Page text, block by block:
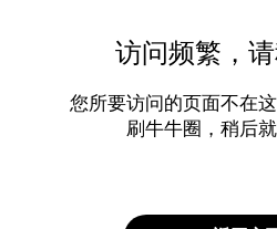
访问频繁，
您所要访问的页面不在
刷牛牛圈，稍后